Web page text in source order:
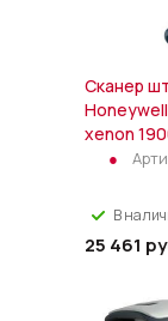
Сканер
xenon
В
25 461